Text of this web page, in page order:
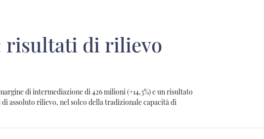
risultati di rilievo
di intermediazione di 426 milioni (+14,3%) e un risultato
di assoluto rilievo, nel solco della tradizionale capacità di